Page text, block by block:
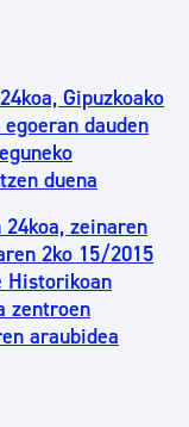
Gipuzkoako
dauden
duena
zeinaren
2ko 15/2015
Historikoan
zentroen
araubidea